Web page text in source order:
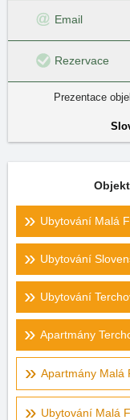
Email
Rezervace
Prezentace
Ubytování Malá
Ubytování
Ubytování
Apartmány
Apartmány Malá
Ubytování Malá